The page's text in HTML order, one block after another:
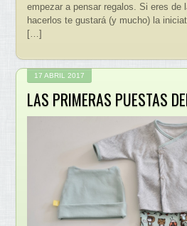
empezar a pensar regalos. Si eres de
hacerlos te gustará (y mucho) la
[…]
17 ABRIL 2017
LAS PRIMERAS PUESTAS